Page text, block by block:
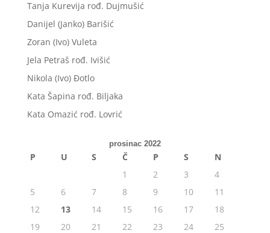
Tanja Kurevija rođ. Dujmušić
Danijel (Janko) Barišić
Zoran (Ivo) Vuleta
Jela Petraš rođ. Ivišić
Nikola (Ivo) Đotlo
Kata Šapina rođ. Biljaka
Kata Omazić rođ. Lovrić
prosinac 2022
P U S Č P S
N
1
2 3
4
5
6 7 8 9 10
11
12
13 14 15 16 17
18
19
20 21 22 23 24
25